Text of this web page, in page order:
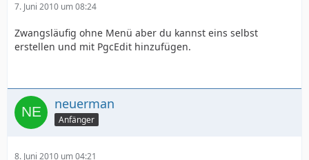
7. Juni 2010 um 08:24
Zwangsläufig ohne Menü aber du kannst eins selbst
erstellen und mit PgcEdit hinzufügen.
neuerman
Anfänger
8. Juni 2010 um 04:21